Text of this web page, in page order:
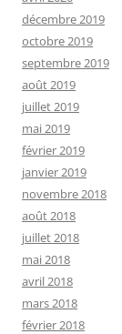
décembre 2019
octobre 2019
septembre 2019
août 2019
juillet 2019
mai 2019
février 2019
janvier 2019
novembre 2018
août 2018
juillet 2018
mai 2018
avril 2018
mars 2018
février 2018